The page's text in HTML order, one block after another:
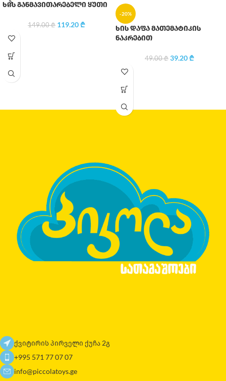
ხის განმავითარებელი ყუთი
149.00₾ 119.20₾
-20%
ხის დაფა მათემატიკის
ნაკრებით
49.00₾ 39.20₾
ქვიტირის პირველი ქუჩა 2გ
+995 571 77 07 07
info@piccolatoys.ge